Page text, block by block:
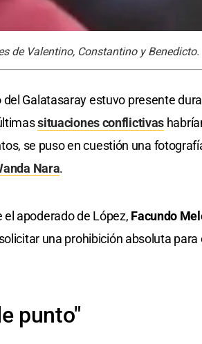
de Valentino, Constantino y Benedicto.
del Galatasaray estuvo presente
situaciones conflictivas
se puso en cuestión una
Nara.
el apoderado de López, Facundo
una prohibición absoluta
punto"